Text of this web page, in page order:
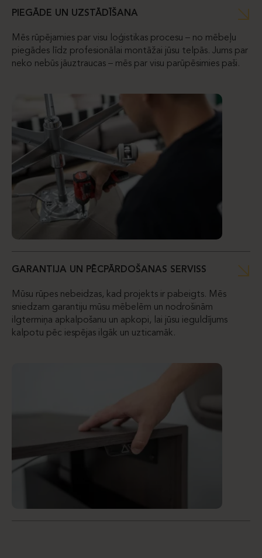
PIEGĀDE UN UZSTĀDĪŠANA
Mēs rūpējamies par visu loģistikas procesu – no mēbeļu
piegādes līdz profesionālai montāžai jūsu telpās. Jums par
neko nebūs jāuztraucas – mēs par visu parūpēsimies paši.
GARANTIJA UN PĒCPĀRDOŠANAS SERVISS
Mūsu rūpes nebeidzas, kad projekts ir pabeigts. Mēs
sniedzam garantiju mūsu mēbelēm un nodrošinām
ilgtermiņa apkalpošanu un apkopi, lai jūsu ieguldījums
kalpotu pēc iespējas ilgāk un uzticamāk.